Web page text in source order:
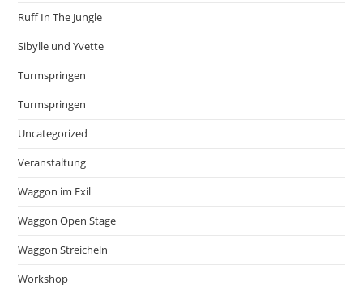
Ruff In The Jungle
Sibylle und Yvette
Turmspringen
Turmspringen
Uncategorized
Veranstaltung
Waggon im Exil
Waggon Open Stage
Waggon Streicheln
Workshop